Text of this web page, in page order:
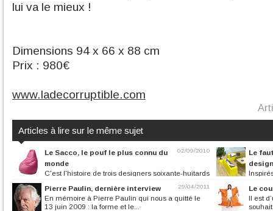
lui va le mieux !
Dimensions 94 x 66 x 88 cm
Prix : 980€
www.ladecorruptible.com
Articles à lire sur le même sujet
02/09/2010
Le Sacco, le pouf le plus connu du
monde
C'est l'histoire de trois designers soixante-huitards
: Piero Gatti, Cesare...
Le
29/04/2011
Pierre Paulin, dernière interview
En mémoire à Pierre Paulin qui nous a quitté le
13 juin 2009 : la forme et le...
Le
Il est